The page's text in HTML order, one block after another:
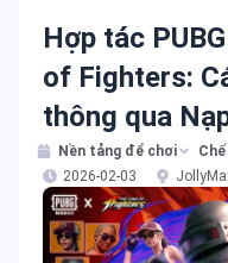
Hợp tác
of Fighters:
thông qua
Nền tảng để chơi
2026-02-03